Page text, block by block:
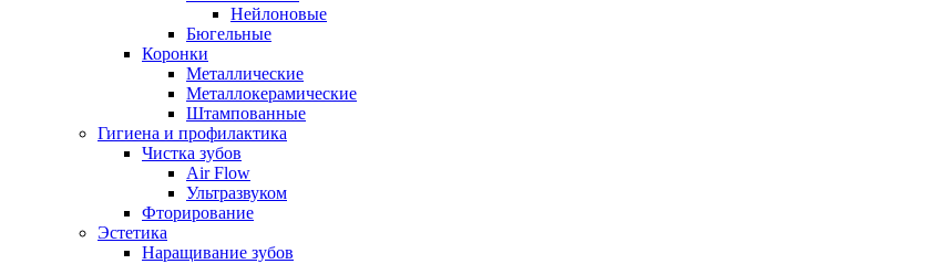
Нейлоновые
Бюгельные
Коронки
Металлические
Металлокерамические
Штампованные
Гигиена и профилактика
Чистка зубов
Air Flow
Ультразвуком
Фторирование
Эстетика
Наращивание зубов